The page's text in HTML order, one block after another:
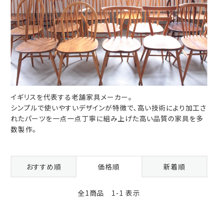
イギリスを代表する老舗家具メーカー。
シンプルで使いやすいデザインが特徴で、高い技術により加工さ
れたパーツを一点一点丁寧に組み上げた高い品質の家具を多
数製作。
おすすめ順 価格順 新着順
全1商品 1-1 表示